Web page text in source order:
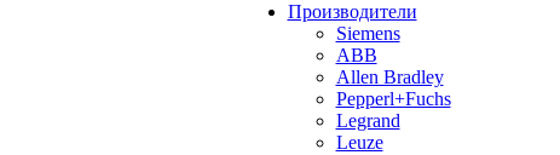
Производители
Siemens
ABB
Allen Bradley
Pepperl+Fuchs
Legrand
Leuze